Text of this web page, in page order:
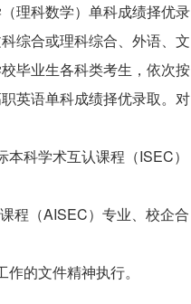
理科数学）单科成绩择优录
综合或理科综合、外语、文
毕业生各科类考生，依次按
英语单科成绩择优录取。对
科学术互认课程（ISEC）
程（AISEC）专业、校企合
的文件精神执行。